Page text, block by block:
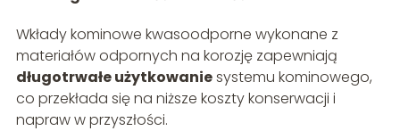
Wkłady kominowe kwasoodporne wykonane z
materiałów odpornych na korozję zapewniają
długotrwałe użytkowaniesystemu kominowego,
co przekłada się na niższe koszty konserwacji i
napraw w przyszłości.